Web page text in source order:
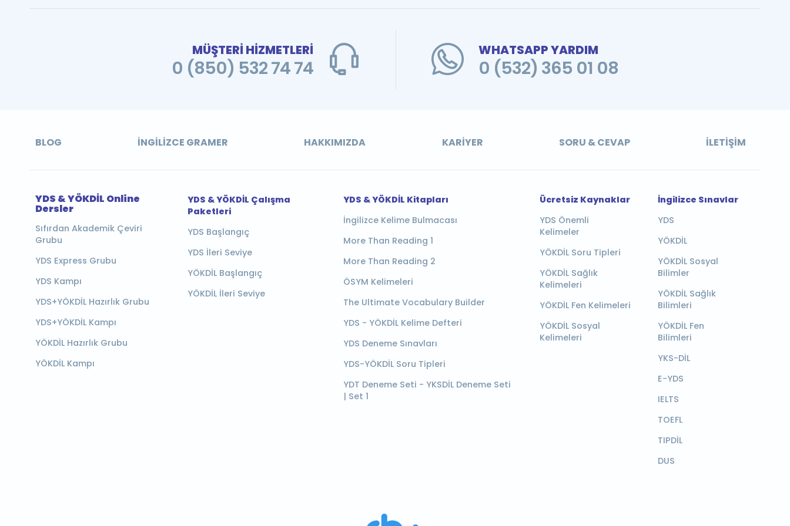
MÜŞTERİ HİZMETLERİ
0 (850) 532 74 74
WHATSAPP YARDIM
0 (532) 365 01 08
BLOG İNGILIZCE GRAMER HAKKIMIZDA KARIYER SORU & CEVAP İLETIŞIM
YDS & YÖKDİL Online
Dersler
Sıfırdan Akademik Çeviri
Grubu
YDS Express Grubu
YDS Kampı
YDS+YÖKDİL Hazırlık Grubu
YDS+YÖKDİL Kampı
YÖKDİL Hazırlık Grubu
YÖKDİL Kampı
YDS & YÖKDİL Çalışma
Paketleri
YDS Başlangıç
YDS İleri Seviye
YÖKDİL Başlangıç
YÖKDİL İleri Seviye
YDS & YÖKDİL Kitapları
İngilizce Kelime Bulmacası
More Than Reading 1
More Than Reading 2
ÖSYM Kelimeleri
The Ultimate Vocabulary Builder
YDS - YÖKDİL Kelime Defteri
YDS Deneme Sınavları
YDS-YÖKDİL Soru Tipleri
YDT Deneme Seti - YKSDİL Deneme Seti
| Set 1
Ücretsiz Kaynaklar
YDS Önemli
Kelimeler
YÖKDİL Soru Tipleri
YÖKDİL Sağlık
Kelimeleri
YÖKDİL Fen Kelimeleri
YÖKDİL Sosyal
Kelimeleri
İngilizce Sınavlar
YDS
YÖKDİL
YÖKDİL Sosyal
Bilimler
YÖKDİL Sağlık
Bilimleri
YÖKDİL Fen
Bilimleri
YKS-DİL
E-YDS
IELTS
TOEFL
TIPDİL
DUS